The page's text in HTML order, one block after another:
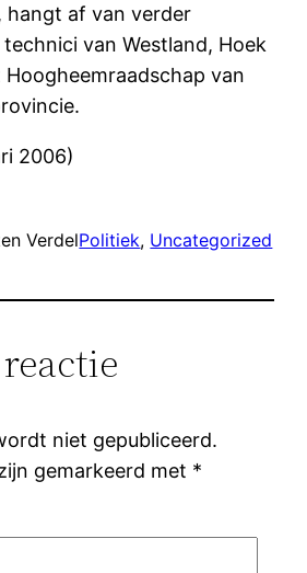
hangt af van verder
van Westland, Hoek
van
2006)
VerdelPolitiek, Uncategorized
niet gepubliceerd.
gemarkeerd met *